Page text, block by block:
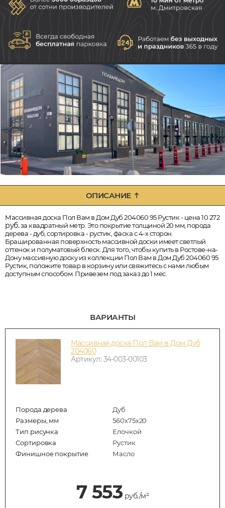
ОПИСАНИЕ
Массивная доска Пол Вам в Дом Дуб 204060 95 Рустик - цена 10 272
руб.за квадратный метр. Это покрытие толщиной 20 мм, порода
дерева - дуб, сортировка - рустик, фаска с 4-х сторон.
Брашированная поверхность массивной доски имеет светлый
оттенок и полуматовый блеск. Для того, чтобы купить в Ростове-на-
Дону массивную доску из коллекции Пол Вам в Дом Дуб 204060 95
Рустик, положите товар в корзину или свяжитесь с нами любым
доступным способом. Привезем под заказ до 1 мес.
ВАРИАНТЫ
Массивная доска Пол Вам в Дом Дуб
204060
Артикул: 34-003-00103
Порода дерева
Дуб
Размеры, мм
560x75x20
Тип рисунка
Елочкой
Сортировка
Рустик
Финишное покрытие
Масло
7 553 руб./м²